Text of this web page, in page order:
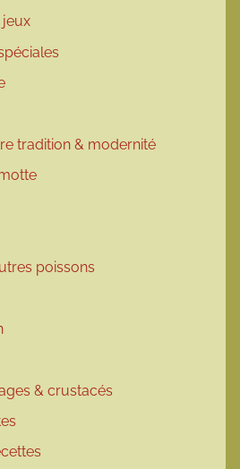
jeux
tradition & modernité
poissons
& crustacés